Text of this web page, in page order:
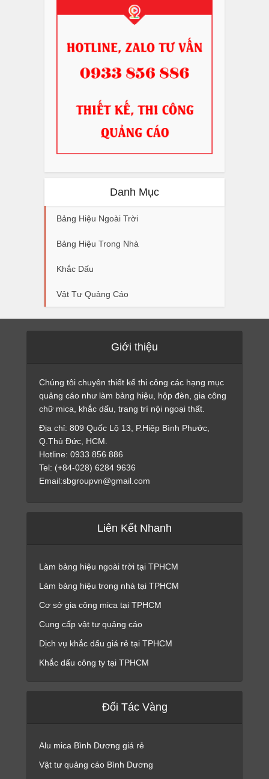
Danh Mục
Bảng Hiệu Ngoài Trời
Bảng Hiệu Trong Nhà
Khắc Dấu
Vật Tư Quảng Cáo
Giới thiệu
Chúng tôi chuyên thiết kế thi công các hạng mục
quảng cáo như làm bảng hiệu, hộp đèn, gia công
chữ mica, khắc dấu, trang trí nội ngoại thất.
Địa chỉ: 809 Quốc Lộ 13, P.Hiệp Bình Phước,
Q.Thủ Đức, HCM.
Hotline: 0933 856 886
Tel: (+84-028) 6284 9636
Email:sbgroupvn@gmail.com
Liên Kết Nhanh
Làm bảng hiệu ngoài trời tại TPHCM
Làm bảng hiệu trong nhà tại TPHCM
Cơ sở gia công mica tại TPHCM
Cung cấp vật tư quảng cáo
Dịch vụ khắc dấu giá rẻ tại TPHCM
Khắc dấu công ty tại TPHCM
Đối Tác Vàng
Alu mica Bình Dương giá rẻ
Vật tư quảng cáo Bình Dương